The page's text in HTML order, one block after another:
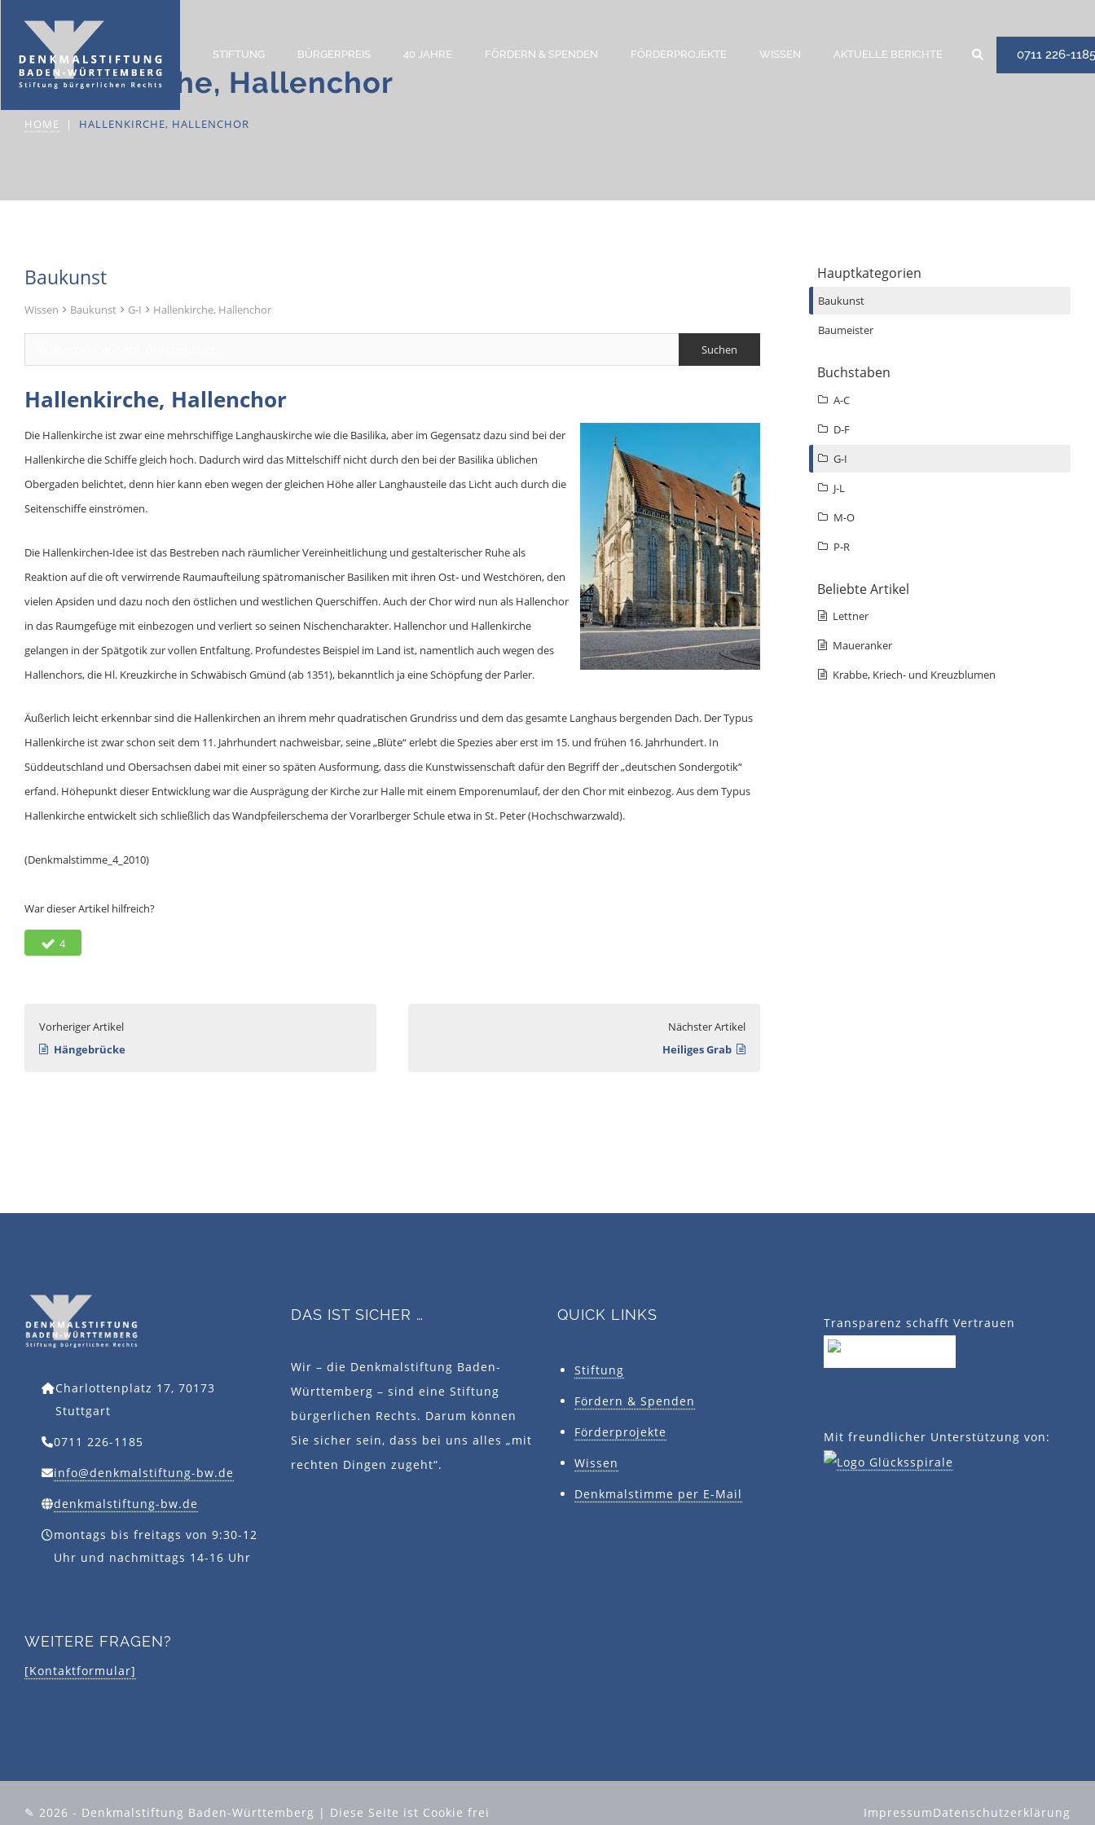
STIFTUNG BÜRGERPREIS 40 JAHRE FÖRDERN & SPENDEN FÖRDERPROJEKTE WISSEN AKTUELLE BERICHTE 0711 226-1185
Hallenkirche, Hallenchor
HOME HALLENKIRCHE, HALLENCHOR
Baukunst
Wissen Baukunst G-I Hallenkirche, Hallenchor
Hallenkirche, Hallenchor
Die Hallenkirche ist zwar eine mehrschiffige Langhauskirche wie die Basilika, aber im Gegensatz dazu sind bei der
Hallenkirche die Schiffe gleich hoch. Dadurch wird das Mittelschiff nicht durch den bei der Basilika üblichen
Obergaden belichtet, denn hier kann eben wegen der gleichen Höhe aller Langhausteile das Licht auch durch die
Seitenschiffe einströmen.
Die Hallenkirchen-Idee ist das Bestreben nach räumlicher Vereinheitlichung und gestalterischer Ruhe als
Reaktion auf die oft verwirrende Raumaufteilung spätromanischer Basiliken mit ihren Ost- und Westchören, den
vielen Apsiden und dazu noch den östlichen und westlichen Querschiffen. Auch der Chor wird nun als Hallenchor
in das Raumgefüge mit einbezogen und verliert so seinen Nischencharakter. Hallenchor und Hallenkirche
gelangen in der Spätgotik zur vollen Entfaltung. Profundestes Beispiel im Land ist, namentlich auch wegen des
Hallenchors, die Hl. Kreuzkirche in Schwäbisch Gmünd (ab 1351), bekanntlich ja eine Schöpfung der Parler.
Äußerlich leicht erkennbar sind die Hallenkirchen an ihrem mehr quadratischen Grundriss und dem das gesamte Langhaus bergenden Dach. Der Typus
Hallenkirche ist zwar schon seit dem 11. Jahrhundert nachweisbar, seine „Blüte“ erlebt die Spezies aber erst im 15. und frühen 16. Jahrhundert. In
Süddeutschland und Obersachsen dabei mit einer so späten Ausformung, dass die Kunstwissenschaft dafür den Begriff der „deutschen Sondergotik“
erfand. Höhepunkt dieser Entwicklung war die Ausprägung der Kirche zur Halle mit einem Emporenumlauf, der den Chor mit einbezog. Aus dem Typus
Hallenkirche entwickelt sich schließlich das Wandpfeilerschema der Vorarlberger Schule etwa in St. Peter (Hochschwarzwald).
(Denkmalstimme_4_2010)
War dieser Artikel hilfreich?
4
Vorheriger Artikel
Hängebrücke
Nächster Artikel
Heiliges Grab
Hauptkategorien
Baukunst
Baumeister
Buchstaben
A-C
D-F
G-I
J-L
M-O
P-R
Beliebte Artikel
Lettner
Maueranker
Krabbe, Kriech- und Kreuzblumen
Charlottenplatz 17, 70173
Stuttgart
0711 226-1185
info@denkmalstiftung-bw.de
denkmalstiftung-bw.de
montags bis freitags von 9:30-12
Uhr und nachmittags 14-16 Uhr
WEITERE FRAGEN?
[Kontaktformular]
DAS IST SICHER …
Wir – die Denkmalstiftung Baden-
Württemberg – sind eine Stiftung
bürgerlichen Rechts. Darum können
Sie sicher sein, dass bei uns alles „mit
rechten Dingen zugeht“.
QUICK LINKS
Stiftung
Fördern & Spenden
Förderprojekte
Wissen
Denkmalstimme per E-Mail
Transparenz schafft Vertrauen
Mit freundlicher Unterstützung von:
✎ 2026 - Denkmalstiftung Baden-Württemberg | Diese Seite ist Cookie frei ImpressumDatenschutzerklärung